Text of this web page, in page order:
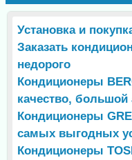
Установка и
Заказать
недорого
Кондиционеры
качество,
Кондиционеры
самых выгодных
Кондиционеры